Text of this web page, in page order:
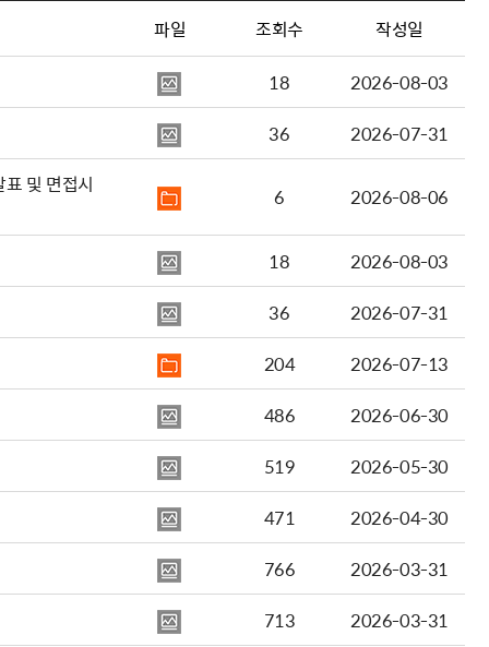
파일 조회수 작성일
18
2026-08-03
36
2026-07-31
및 면접시
6 2026-08-06
18
2026-08-03
36
2026-07-31
204
2026-07-13
486
2026-06-30
519
2026-05-30
471
2026-04-30
766
2026-03-31
713
2026-03-31